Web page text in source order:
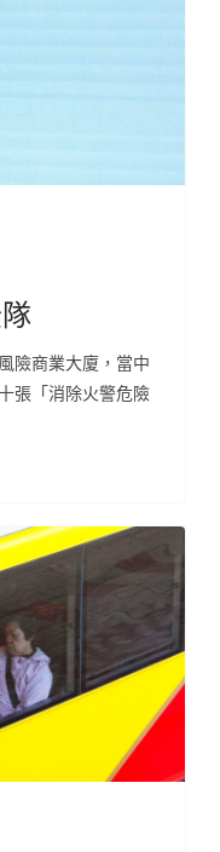
險商業大廈，當中
張「消除火警危險